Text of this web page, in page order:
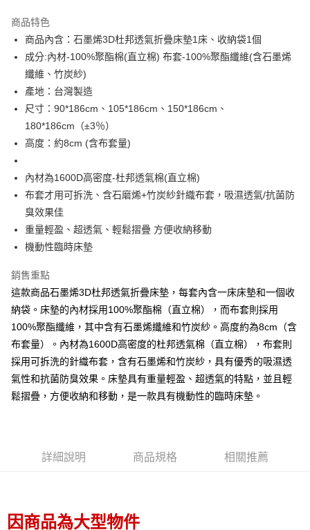
街口支付
悠遊付
全盈+PAY
ATM付款
運送方式
每筆NT$100，滿NT$1,500(含以上)免運費
免運費
免運費
每筆NT$100
商品特色
商品內含：石墨烯3D杜邦透氣折疊床墊1床、收納袋1個
成分:內材-100%聚酯棉(直立棉) 布套-100%聚酯纖維(含石墨烯
纖維、竹炭紗)
產地：台灣製造
尺寸：90*186cm、105*186cm、150*186cm、
180*186cm（±3％）
高度：約8cm (含布套量)
內材為1600D高密度-杜邦透氣棉(直立棉)
布套才用可拆洗、含石磨烯+竹炭紗針織布套，吸濕透氣/抗菌防
臭效果佳
重量輕盈、超透氣、輕鬆摺疊 方便收納移動
機動性臨時床墊
銷售重點
這款商品石墨烯3D杜邦透氣折疊床墊，每套內含一床床墊和一個收
納袋。床墊的內材採用100%聚酯棉（直立棉），而布套則採用
100%聚酯纖維，其中含有石墨烯纖維和竹炭紗。高度約為8cm（含
布套量）。內材為1600D高密度的杜邦透氣棉（直立棉），布套則
採用可拆洗的針織布套，含有石墨烯和竹炭紗，具有優秀的吸濕透
氣性和抗菌防臭效果。床墊具有重量輕盈、超透氣的特點，並且輕
鬆摺疊，方便收納和移動，是一款具有機動性的臨時床墊。
詳細說明 商品規格 相關推薦
因商品為大型物件